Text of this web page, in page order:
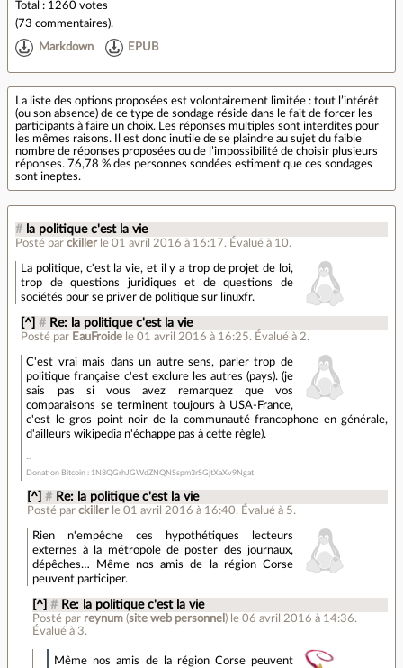
Total : 1260 votes
(73 commentaires).
Markdown EPUB
La liste des options proposées est volontairement limitée : tout l’intérêt
(ou son absence) de ce type de sondage réside dans le fait de forcer les
participants à faire un choix. Les réponses multiples sont interdites pour
les mêmes raisons. Il est donc inutile de se plaindre au sujet du faible
nombre de réponses proposées ou de l’impossibilité de choisir plusieurs
réponses. 76,78 % des personnes sondées estiment que ces sondages
sont ineptes.
# la politique c'est la vie
Posté par ckiller le 01 avril 2016 à 16:17. Évalué à 10.
La politique, c'est la vie, et il y a trop de projet de loi,
trop de questions juridiques et de questions de
sociétés pour se priver de politique sur linuxfr.
[^] # Re: la politique c'est la vie
Posté par EauFroide le 01 avril 2016 à 16:25. Évalué à 2.
C'est vrai mais dans un autre sens, parler trop de
politique française c'est exclure les autres (pays). (je
sais pas si vous avez remarquez que vos
comparaisons se terminent toujours à USA-France,
c'est le gros point noir de la communauté francophone en générale,
d'ailleurs wikipedia n'échappe pas à cette règle).
Donation Bitcoin : 1N8QGrhJGWdZNQNSspm3rSGjtXaXv9Ngat
[^] # Re: la politique c'est la vie
Posté par ckiller le 01 avril 2016 à 16:40.Évalué à 5.
Rien n'empêche ces hypothétiques lecteurs
externes à la métropole de poster des journaux,
dépêches… Même nos amis de la région Corse
peuvent participer.
[^] # Re: la politique c'est la vie
Posté par reynum (site web personnel ) le 06 avril 2016 à 14:36.
Évalué à 3.
Même nos amis de la région Corse peuvent